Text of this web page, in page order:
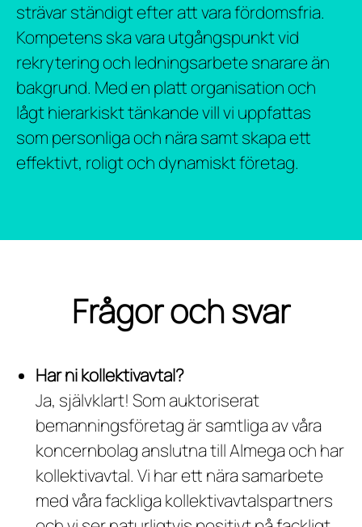
strävar ständigt efter att vara fördomsfria.
Kompetens ska vara utgångspunkt vid
rekrytering och ledningsarbete snarare än
bakgrund. Med en platt organisation och
lågt hierarkiskt tänkande vill vi uppfattas
som personliga och nära samt skapa ett
effektivt, roligt och dynamiskt företag.
Frågor och svar
Har ni kollektivavtal?
Ja, självklart! Som auktoriserat
bemanningsföretag är samtliga av våra
koncernbolag anslutna till Almega och har
kollektivavtal. Vi har ett nära samarbete
med våra fackliga kollektivavtalspartners